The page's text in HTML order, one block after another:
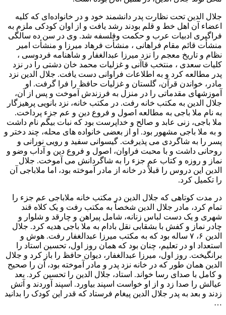
جلال‌ الدین‌ تحت‌ نظارت‌ پدر دانشمند خود و در خانواده‌ای‌ که‌ کلیه‌
اعضاء آن‌ اهل‌ خط و قلم‌ بودند رشد یافت‌ و از اوان‌ کودکی ملزم‌ به‌
فراگیری ادبیات‌ عرب‌ و حکمت‌ وفلسفه‌ شد. وی در سن‌ ده‌ سالگی
منشأت‌ قائم مقام فراهانی ‌، منشأت‌ فرهاد میرزا و منشأت‌ امیر
نظام‌ و تاریخ‌ معجم‌ را نزد میرزا عبدالغفار و شاهنامه‌ فردوسی ،
کلیات‌ سعدی ، منتخب‌ قاآنی‌ و غزلیات‌ محمد خان‌ دشتی را در نزد
پدر مطالعه‌ کرد و به‌ اطلاعات‌ فراوانی‌ دست‌ یافت. جلال الدین نزد
مادر، خواندن قرآن، گلستان و غزلیات حافظ را فرا گرفت. او
آموزشهای مقدماتی را در منزل به فرزندش آموخت و پس از آن،
جلال الدین به مکتب خانه رفت. در مکتب خانه، نزد بانویی پرهیزگار
به نام ملا باجی به مطالعه اصول و فروع دین و عم جزء پرداخت.
ملا باجی، زنی عابد و صالح و خداپرست بود که نبات بیگم نام داشت
و به ملا باجی مشهور بود. او از بعضی خانواده های محله، چند دختر و
پسر را به شاگردی می پذیرفت. گیسوانی سفید و رویی نورانی و
روحانی داشت و با محبت فراوان، اصول و فروع دین و آداب وضو و
نماز و روزه و کتاب عم جزء را به شاگردانش می آموخت. جلال
الدین این دروس را قبلاً در خانه از مادر آموخته بود، اما ملاباجی آن
را تکمیل کرد.
در مدت کوتاهی که جلال الدین در مکتب خانه ملاباجی عم جزء را
تمام کرد، مادر جلال الدین شخصاً به مکتب رفت و یک کلاه قند
شهری و یک دست لباس زنانه، شامل پیراهن و چارقد و شلوار و
چادر نماز و کفش با بشقابی نقل بادام به ملا باجی هدیه کرد. جلال
الدین ۶، ۷ ساله بود که به مکتب میرزا عبدالغفار رفت. هوش و
استعداد او در تعلیم، چنان بود که همان روز اول، تحسین استاد را
برانگیخت. روز اول، میرزا عبدالغفار، دیوان حافظ را باز کرد و جلال
الدین همان طور که در خانه نزد پدر و مادر آموخته بود، آن را صحیح
و کامل با صدای رسا خواند. استاد، جلال الدین را تحسین کرد. بعد
عیالش را صدا زد و از او خواست اسپند بیاورد. اسپند آوردند و آتش
زدند و بعد به پدر جلال الدین پیغام فرستاد که قدر این کودک را بدانید
…